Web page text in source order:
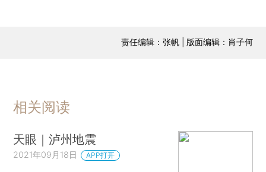
责任编辑：张帆 | 版面编辑：肖子何
相关阅读
天眼｜泸州地震
2021年09月18日 APP打开